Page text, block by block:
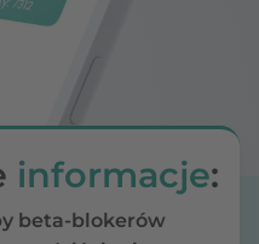
informacje:
beta-blokerów